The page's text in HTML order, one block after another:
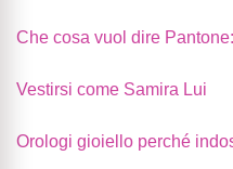
Che cosa vuol dire
Vestirsi come Samira Lui
Orologi gioiello perché